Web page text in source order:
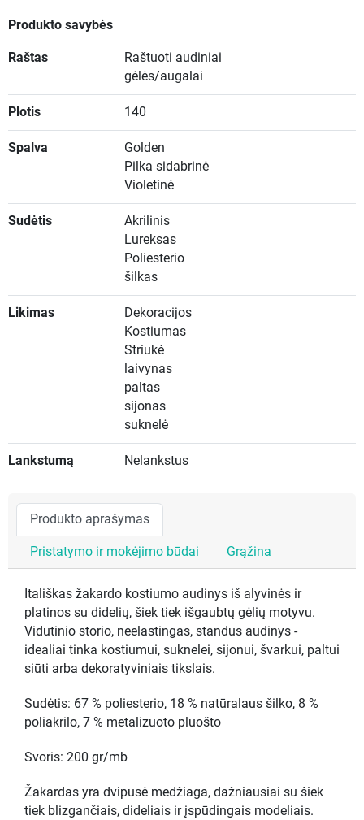
Produkto savybės
Raštas
Raštuoti audiniai
gėlės/augalai
Plotis 140
Spalva
Golden
Pilka sidabrinė
Violetinė
Sudėtis
Akrilinis
Lureksas
Poliesterio
šilkas
Likimas
Dekoracijos
Kostiumas
Striukė
laivynas
paltas
sijonas
suknelė
Lankstumą Nelankstus
Produkto aprašymas
Pristatymo ir mokėjimo būdai Grąžina
Itališkas žakardo kostiumo audinys iš alyvinės ir
platinos su didelių, šiek tiek išgaubtų gėlių motyvu.
Vidutinio storio, neelastingas, standus audinys -
idealiai tinka kostiumui, suknelei, sijonui, švarkui, paltui
siūti arba dekoratyviniais tikslais.
Sudėtis: 67 % poliesterio, 18 % natūralaus šilko, 8 %
poliakrilo, 7 % metalizuoto pluošto
Svoris: 200 gr/mb
Žakardas yra dvipusė medžiaga, dažniausiai su šiek
tiek blizgančiais, dideliais ir įspūdingais modeliais.